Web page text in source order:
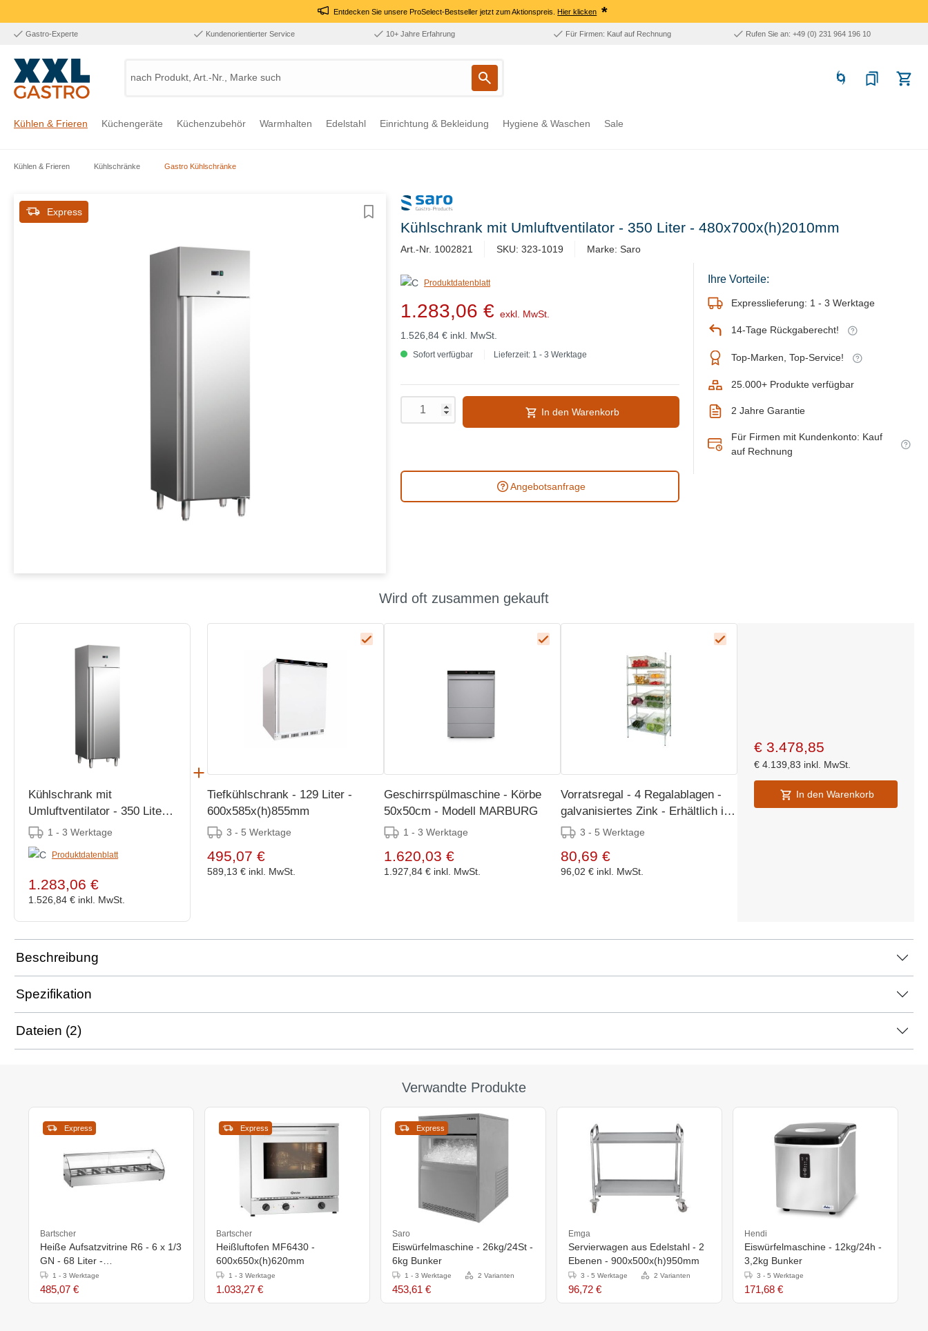
Entdecken Sie unsere ProSelect-Bestseller jetzt zum Aktionspreis.Hier klicken *
Gastro-Experte Kundenorientierter Service 10+ Jahre Erfahrung Für Firmen: Kauf auf Rechnung Rufen Sie an: +49 (0) 231 964 196 10
nach Produkt, Art.-Nr., Marke suchen
Kühlen & Frieren Küchengeräte Küchenzubehör Warmhalten Edelstahl Einrichtung & Bekleidung Hygiene & Waschen Sale
Kühlen & Frieren Kühlschränke Gastro Kühlschränke
Express
Kühlschrank mit Umluftventilator - 350 Liter - 480x700x(h)2010mm
Art.-Nr. 1002821 SKU: 323-1019 Marke: Saro
Produktdatenblatt
1.283,06 € exkl. MwSt.
1.526,84 € inkl. MwSt.
Sofort verfügbar Lieferzeit: 1 - 3 Werktage
In den Warenkorb
Angebotsanfrage
Ihre Vorteile:
Expresslieferung: 1 - 3 Werktage
14-Tage Rückgaberecht!
Top-Marken, Top-Service!
25.000+ Produkte verfügbar
2 Jahre Garantie
Für Firmen mit Kundenkonto: Kauf
auf Rechnung
Wird oft zusammen gekauft
Kühlschrank mit
Umluftventilator - 350 Liter -
480x700x(h)2010mm
1 - 3 Werktage
Produktdatenblatt
1.283,06 €
1.526,84 € inkl. MwSt.
Tiefkühlschrank - 129 Liter -
600x585x(h)855mm
3 - 5 Werktage
495,07 €
589,13 € inkl. MwSt.
Geschirrspülmaschine - Körbe
50x50cm - Modell MARBURG
1 - 3 Werktage
1.620,03 €
1.927,84 € inkl. MwSt.
Vorratsregal - 4 Regalablagen -
galvanisiertes Zink - Erhältlich in
4 Größen
3 - 5 Werktage
80,69 €
96,02 € inkl. MwSt.
€ 3.478,85
€ 4.139,83 inkl. MwSt.
In den Warenkorb
Beschreibung
Spezifikation
Dateien (2)
Verwandte Produkte
Express
Bartscher
Heiße Aufsatzvitrine R6 - 6 x 1/3
GN - 68 Liter -
1135x420x(h)335mm
1 - 3 Werktage
485,07 €
Express
Bartscher
Heißluftofen MF6430 -
600x650x(h)620mm
1 - 3 Werktage
1.033,27 €
Express
Saro
Eiswürfelmaschine - 26kg/24St -
6kg Bunker
1 - 3 Werktage 2 Varianten
453,61 €
Emga
Servierwagen aus Edelstahl - 2
Ebenen - 900x500x(h)950mm
3 - 5 Werktage 2 Varianten
96,72 €
Hendi
Eiswürfelmaschine - 12kg/24h -
3,2kg Bunker
3 - 5 Werktage
171,68 €